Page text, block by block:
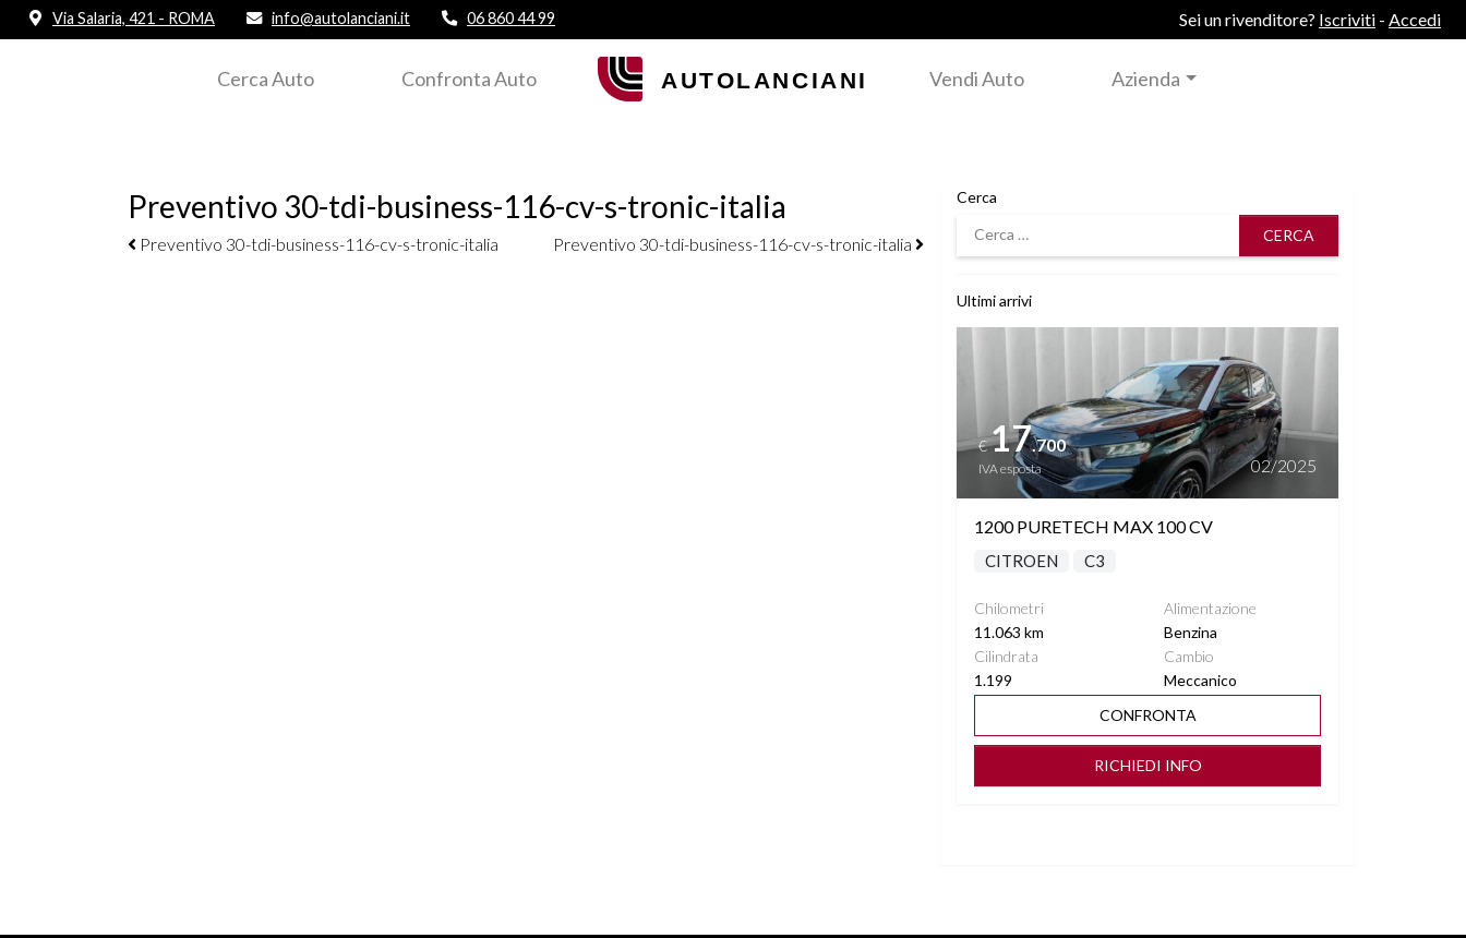
Via Salaria, 421 - ROMA info@autolanciani.it 06 860 44 99 Sei un rivenditore? Iscriviti - Accedi
Cerca Auto Confronta Auto Vendi Auto Azienda
Preventivo 30-tdi-business-116-cv-s-tronic-italia
Navigazione elementi
Preventivo 30-tdi-business-116-cv-s-tronic-italia Preventivo 30-tdi-business-116-cv-s-tronic-italia
Cerca
Cerca
Ultimi arrivi
Vedi dettagli
€17.700
IVA esposta 02/2025
1200 PURETECH MAX 100 CV
CITROEN C3
Chilometri
11.063 km
Alimentazione
Benzina
Cilindrata
1.199
Cambio
Meccanico
CONFRONTA
RICHIEDI INFO